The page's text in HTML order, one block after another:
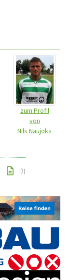
zum Profil
von
Nils Naujoks
(1)